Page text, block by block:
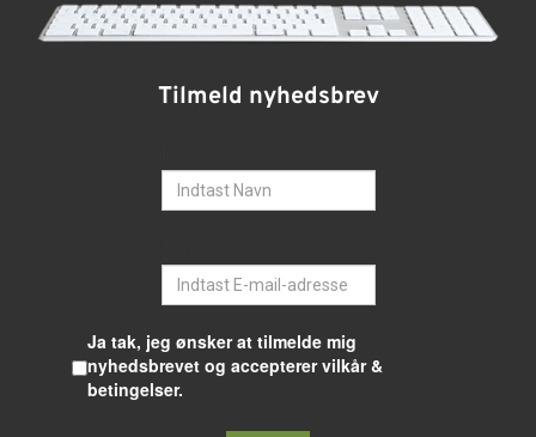
Tilmeld nyhedsbrev
Ja tak, jeg ønsker at tilmelde mig
nyhedsbrevet og accepterer vilkår &
betingelser.